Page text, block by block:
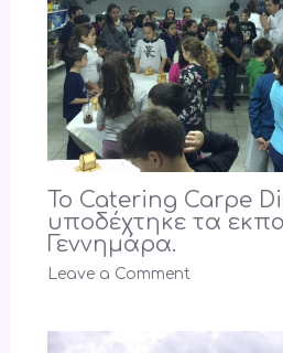
Το Catering Carpe
υποδέχτηκε τα
Γεννημάρα.
Leave a Comment